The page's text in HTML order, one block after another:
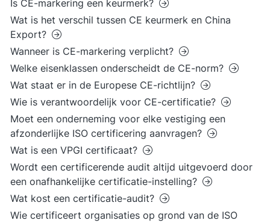
Is CE-markering een keurmerk?
Wat is het verschil tussen CE keurmerk en China
Export?
Wanneer is CE-markering verplicht?
Welke eisenklassen onderscheidt de CE-norm?
Wat staat er in de Europese CE-richtlijn?
Wie is verantwoordelijk voor CE-certificatie?
Moet een onderneming voor elke vestiging een
afzonderlijke ISO certificering aanvragen?
Wat is een VPGI certificaat?
Wordt een certificerende audit altijd uitgevoerd door
een onafhankelijke certificatie-instelling?
Wat kost een certificatie-audit?
Wie certificeert organisaties op grond van de ISO